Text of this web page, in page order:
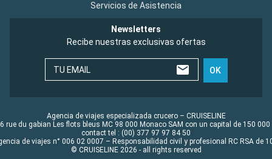
Servicios de Asistencia
Newsletters
Recibe nuestras exclusivas ofertas
TU EMAIL OK
Agencia de viajes especializada crucero – CRUISELINE
rue du gabian Les flots bleus MC 98 000 Monaco SAM con un capital de 150 000
contact tel : (00) 377 97 97 84 50
de viajes n° 006 02 0007 – Responsabilidad civil y profesional RC RSA de
© CRUISELINE 2026 - all rights reserved